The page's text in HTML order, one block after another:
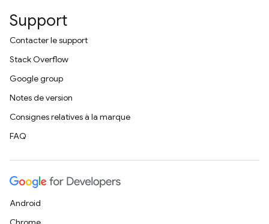
Support
Contacter le support
Stack Overflow
Google group
Notes de version
Consignes relatives à la marque
FAQ
Android